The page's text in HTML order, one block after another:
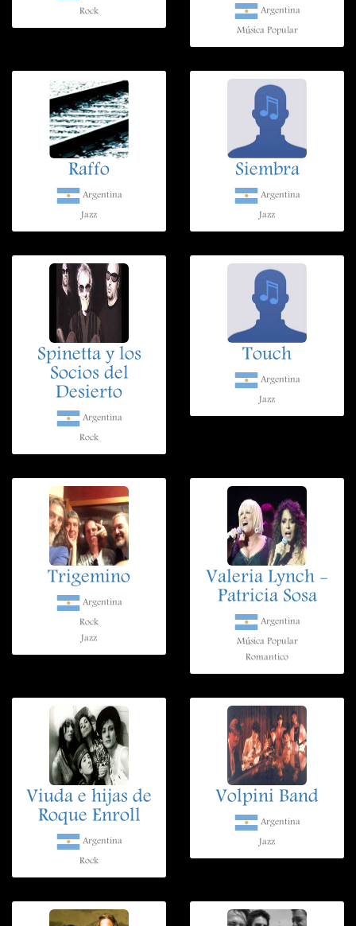
Rock
Argentina
Música Popular
Raffo
Argentina
Jazz
Siembra
Argentina
Jazz
Spinetta y los
Socios del
Desierto
Argentina
Rock
Touch
Argentina
Jazz
Trigemino
Argentina
Rock
Jazz
Valeria Lynch -
Patricia Sosa
Argentina
Música Popular
Romantico
Viuda e hijas de
Roque Enroll
Argentina
Rock
Volpini Band
Argentina
Jazz